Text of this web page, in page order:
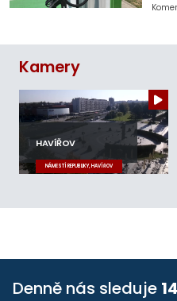
Kamery
HAVÍŘOV
NÁMĚSTÍ REPUBLIKY, HAVÍŘOV
Denně nás sleduje